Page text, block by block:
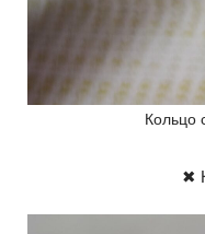
Кольцо
✖